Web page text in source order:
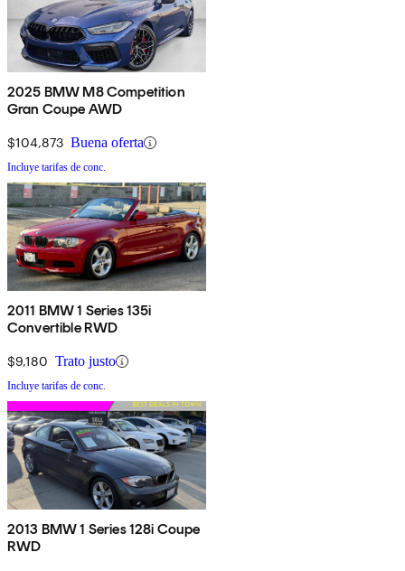
2025 BMW M8 Competition
Gran Coupe AWD
$104,873 Buena oferta
Incluye tarifas de conc.
2011 BMW 1 Series 135i
Convertible RWD
$9,180 Trato justo
Incluye tarifas de conc.
2013 BMW 1 Series 128i Coupe
RWD